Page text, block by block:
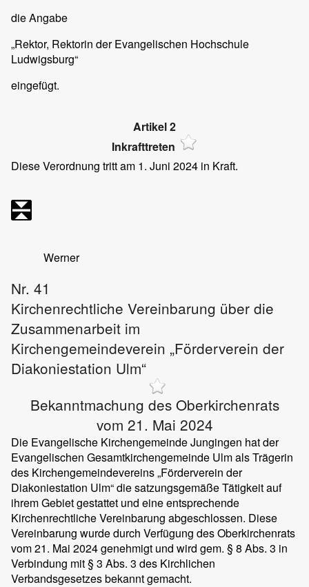
die Angabe
„Rektor, Rektorin der Evangelischen Hochschule
Ludwigsburg“
eingefügt.
Artikel 2
Inkrafttreten
Diese Verordnung tritt am 1. Juni 2024 in Kraft.
Werner
Nr. 41
Kirchenrechtliche Vereinbarung über die
Zusammenarbeit im
Kirchengemeindeverein „Förderverein der
Diakoniestation Ulm“
Bekanntmachung des Oberkirchenrats
vom 21. Mai 2024
Die Evangelische Kirchengemeinde Jungingen hat der
Evangelischen Gesamtkirchengemeinde Ulm als Trägerin
des Kirchengemeindevereins „Förderverein der
Diakoniestation Ulm“ die satzungsgemäße Tätigkeit auf
ihrem Gebiet gestattet und eine entsprechende
Kirchenrechtliche Vereinbarung abgeschlossen. Diese
Vereinbarung wurde durch Verfügung des Oberkirchenrats
vom 21. Mai 2024 genehmigt und wird gem. § 8 Abs. 3 in
Verbindung mit § 3 Abs. 3 des Kirchlichen
Verbandsgesetzes bekannt gemacht.